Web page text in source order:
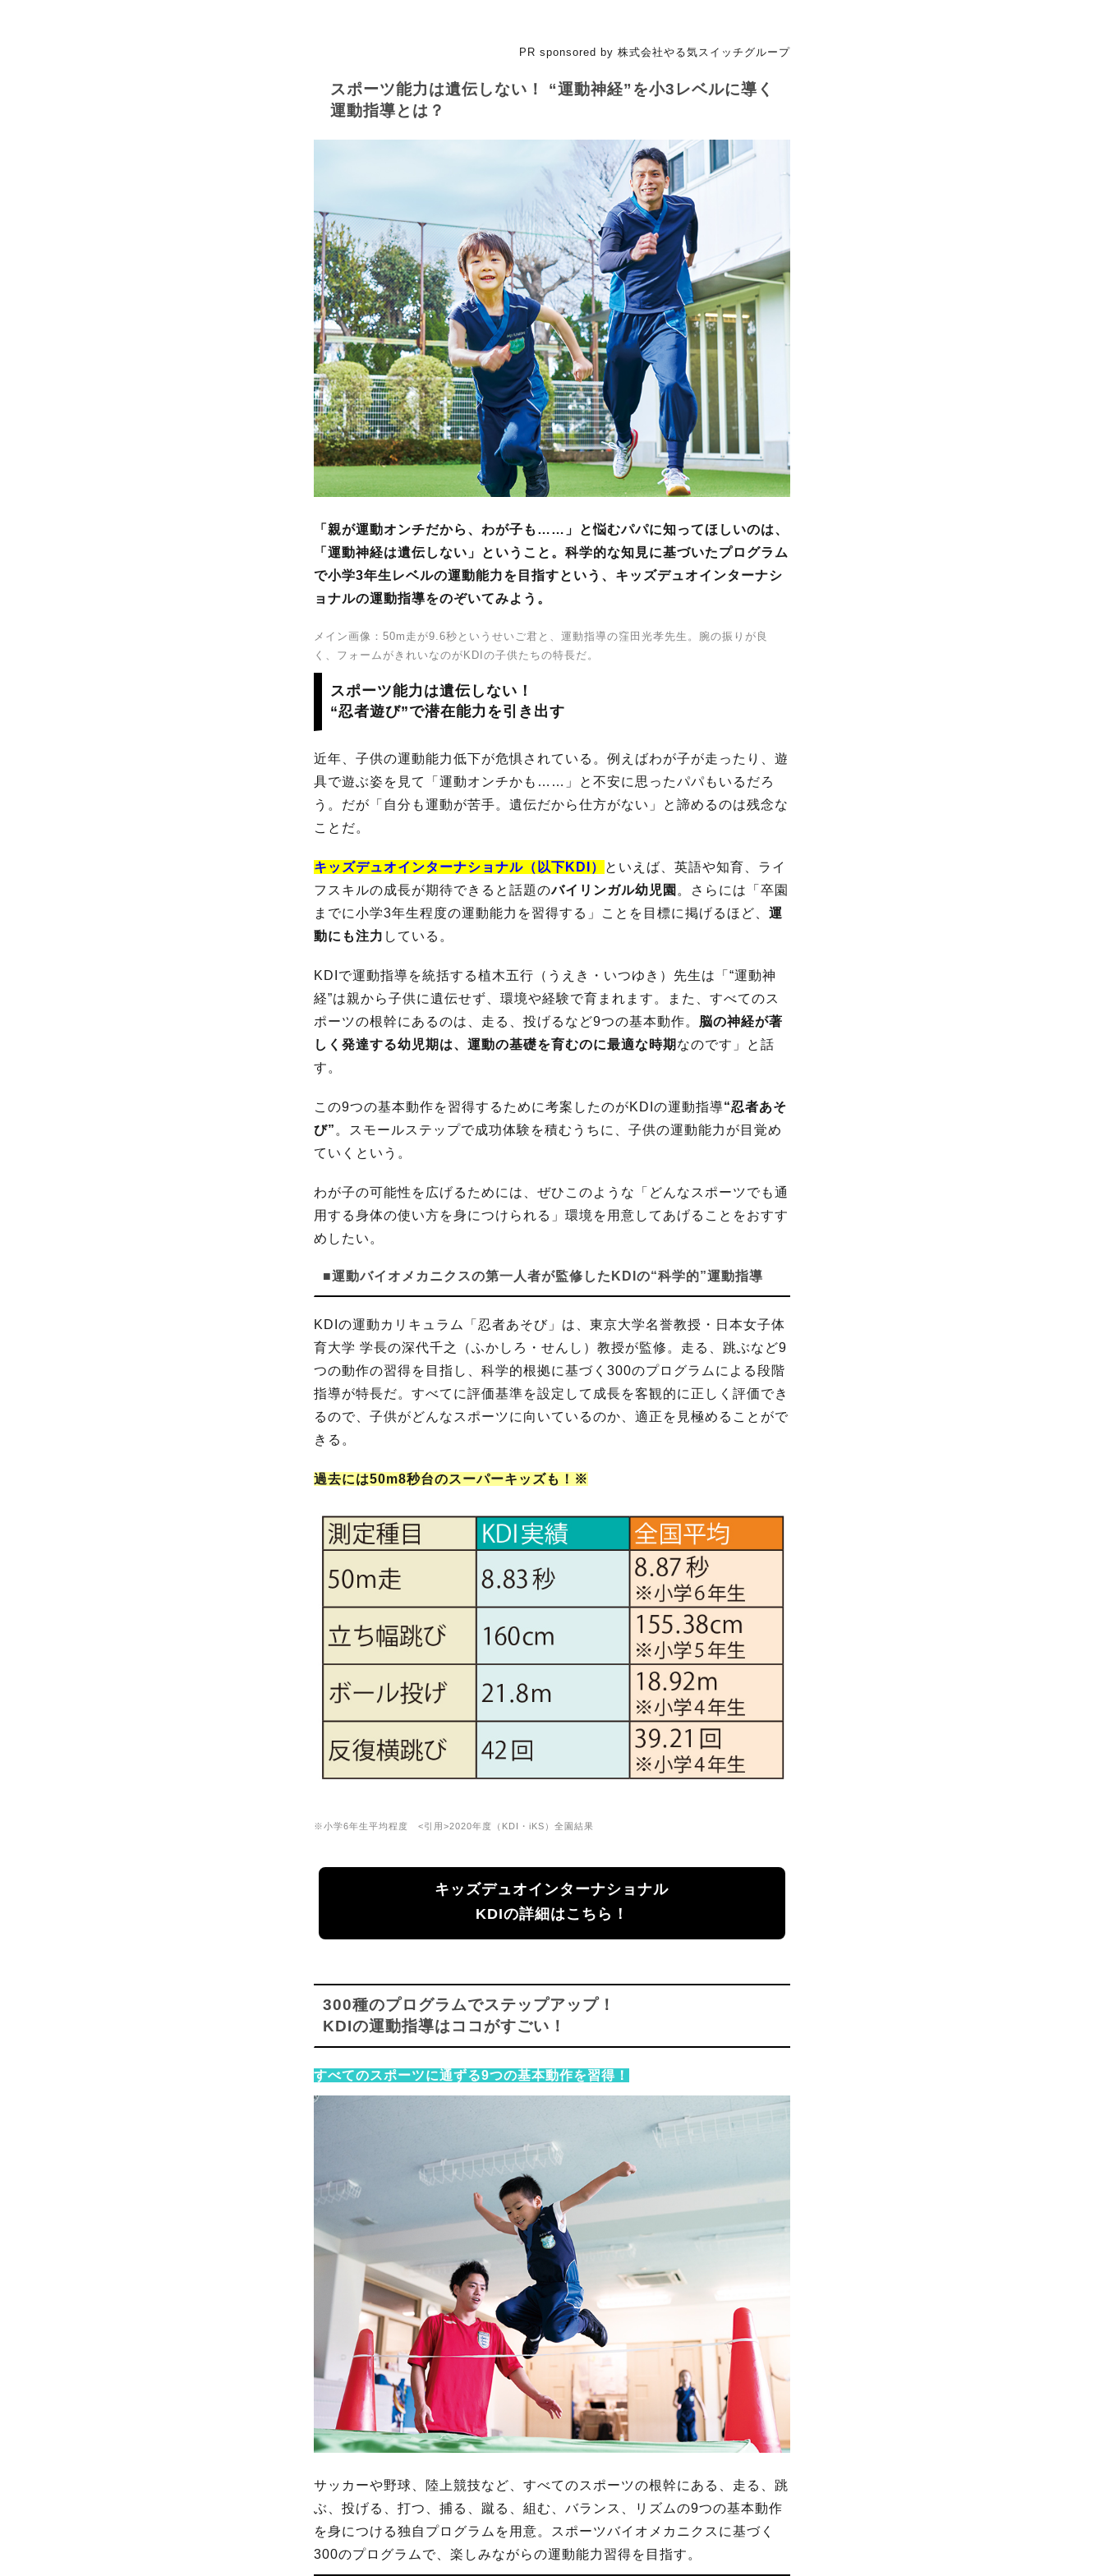
PR sponsored by 株式会社やる気スイッチグループ
スポーツ能力は遺伝しない！ “運動神経”を小3レベルに導く
運動指導とは？
「親が運動オンチだから、わが子も……」と悩むパパに知ってほしいのは、
「運動神経は遺伝しない」ということ。科学的な知見に基づいたプログラム
で小学3年生レベルの運動能力を目指すという、キッズデュオインターナシ
ョナルの運動指導をのぞいてみよう。
メイン画像：50m走が9.6秒というせいご君と、運動指導の窪田光孝先生。腕の振りが良
く、フォームがきれいなのがKDIの子供たちの特長だ。
スポーツ能力は遺伝しない！
“忍者遊び”で潜在能力を引き出す
近年、子供の運動能力低下が危惧されている。例えばわが子が走ったり、遊
具で遊ぶ姿を見て「運動オンチかも……」と不安に思ったパパもいるだろ
う。だが「自分も運動が苦手。遺伝だから仕方がない」と諦めるのは残念な
ことだ。
キッズデュオインターナショナル（以下KDI）
といえば、英語や知育、ライ
フスキルの成長が期待できると話題のバイリンガル幼児園 。さらには「卒園
までに小学3年生程度の運動能力を習得する」ことを目標に掲げるほど、 運
動にも注力 している。
KDIで運動指導を統括する植木五行（うえき・いつゆき）先生は「“運動神
経”は親から子供に遺伝せず、環境や経験で育まれます。また、すべてのス
ポーツの根幹にあるのは、走る、投げるなど9つの基本動作。 脳の神経が著
しく発達する幼児期は、運動の基礎を育むのに最適な時期 なのです」と話
す。
この9つの基本動作を習得するために考案したのがKDIの運動指導“忍者あそ
び” 。スモールステップで成功体験を積むうちに、子供の運動能力が目覚め
ていくという。
わが子の可能性を広げるためには、ぜひこのような「どんなスポーツでも通
用する身体の使い方を身につけられる」環境を用意してあげることをおすす
めしたい。
■運動バイオメカニクスの第一人者が監修したKDIの“科学的”運動指導
KDIの運動カリキュラム「忍者あそび」は、東京大学名誉教授・日本女子体
育大学 学長の深代千之（ふかしろ・せんし）教授が監修。走る、跳ぶなど9
つの動作の習得を目指し、科学的根拠に基づく300のプログラムによる段階
指導が特長だ。すべてに評価基準を設定して成長を客観的に正しく評価でき
るので、子供がどんなスポーツに向いているのか、適正を見極めることがで
きる。
過去には50m8秒台のスーパーキッズも！※
※小学6年生平均程度 <引用>2020年度（KDI・iKS）全園結果
キッズデュオインターナショナル
KDIの詳細はこちら！
300種のプログラムでステップアップ！
KDIの運動指導はココがすごい！
すべてのスポーツに通ずる9つの基本動作を習得！
サッカーや野球、陸上競技など、すべてのスポーツの根幹にある、走る、跳
ぶ、投げる、打つ、捕る、蹴る、組む、バランス、リズムの9つの基本動作
を身につける独自プログラムを用意。スポーツバイオメカニクスに基づく
300のプログラムで、楽しみながらの運動能力習得を目指す。